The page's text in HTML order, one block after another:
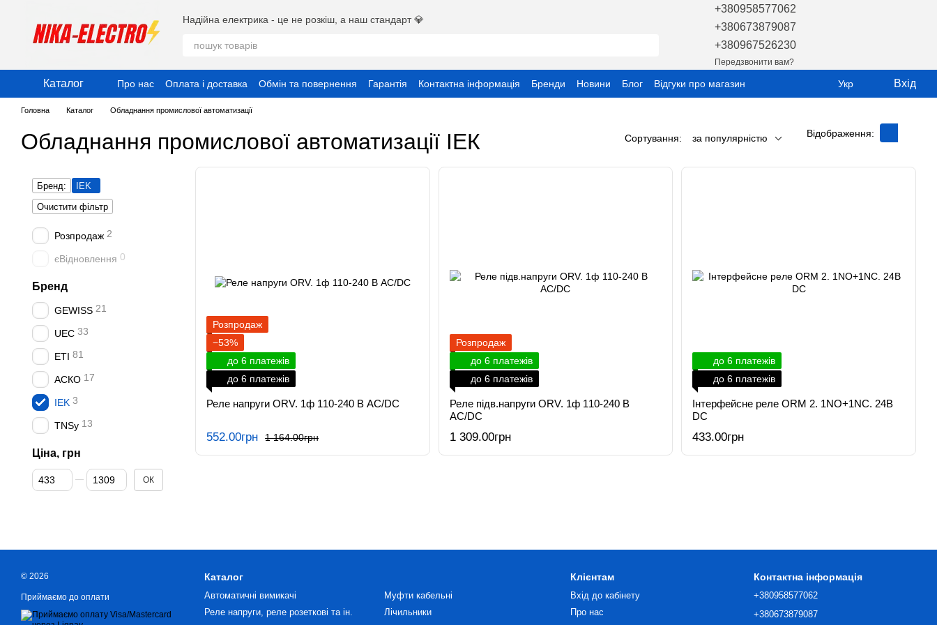
Надійна електрика - це не розкіш, а наш стандарт 💎
+380958577062
+380673879087
+380967526230
Передзвонити вам?
Каталог Про нас Оплата і доставка Обмін та повернення Гарантія Контактна інформація Бренди Новини Блог
Відгуки про магазин
Публічний договір (Оферта)
Угода користувача
Укр Вхід
Головна Каталог Обладнання промислової автоматизації
Обладнання промислової автоматизації ІЕК Сортування: за популярністю Відображення:
Розпродаж
−53%
до 6 платежів
до 6 платежів
Реле напруги ORV. 1ф 110-240 В AC/DC
1 164.00грн
552.00грн
Розпродаж
до 6 платежів
до 6 платежів
Реле підв.напруги ORV. 1ф 110-240 В
AC/DC
1 309.00грн
до 6 платежів
до 6 платежів
Інтерфейсне реле ORM 2. 1NO+1NC. 24В
DC
433.00грн
Бренд:
IEK
Очистити фільтр
Розпродаж 2
єВідновлення 0
Бренд
GEWISS 21
UEC 33
ETI 81
АСКО 17
IEK 3
TNSy 13
Ціна, грн
Від Ціна, грн
До Ціна, грн ОК
© 2026
Приймаємо до оплати
Каталог
Автоматичні вимикачі
Реле напруги, реле розеткові та ін.
Муфти кабельні
Лічильники
Клієнтам
Вхід до кабінету
Про нас
Контактна інформація
+380958577062
+380673879087